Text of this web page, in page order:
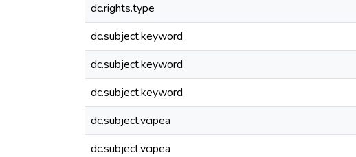
dc.rights.type
dc.subject.keyword
dc.subject.keyword
dc.subject.keyword
dc.subject.vcipea
dc.subject.vcipea